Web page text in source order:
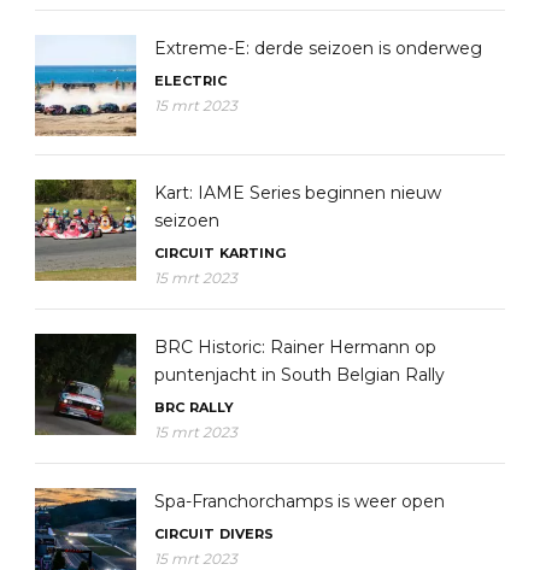
Extreme-E: derde seizoen is onderweg
ELECTRIC
15 mrt 2023
Kart: IAME Series beginnen nieuw
seizoen
CIRCUIT KARTING
15 mrt 2023
BRC Historic: Rainer Hermann op
puntenjacht in South Belgian Rally
BRC RALLY
15 mrt 2023
Spa-Franchorchamps is weer open
CIRCUIT DIVERS
15 mrt 2023